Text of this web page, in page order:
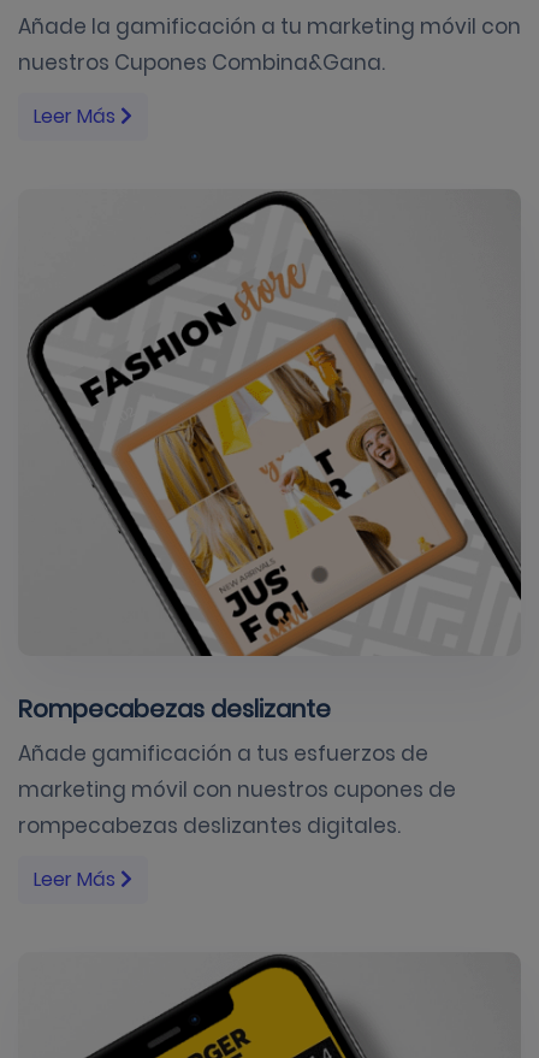
Añade la gamificación a tu marketing móvil con
nuestros Cupones Combina&Gana.
Leer Más
Rompecabezas deslizante
Añade gamificación a tus esfuerzos de
marketing móvil con nuestros cupones de
rompecabezas deslizantes digitales.
Leer Más